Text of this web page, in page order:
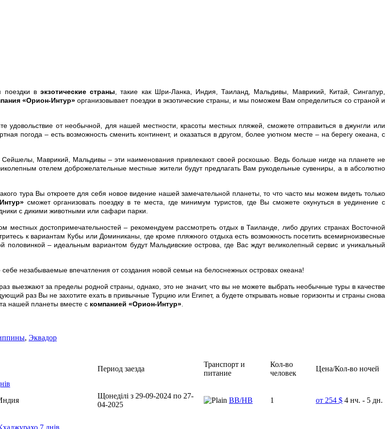
поездки в экзотические страны , такие как Шри-Ланка, Индия, Таиланд, Мальдивы, Маврикий, Китай, Сингапур,
«Орион-Интур» организовывает поездки в экзотические страны, и мы поможем Вам определиться со страной и
удовольствие от необычной, для нашей местности, красоты местных пляжей, сможете отправиться в джунгли или
погода – есть возможность сменить континент, и оказаться в другом, более уютном месте – на берегу океана, с
Сейшелы, Маврикий, Мальдивы – эти наименования привлекают своей роскошью. Ведь больше нигде на планете не
отелем доброжелательные местные жители будут предлагать Вам рукодельные сувениры, а в абсолютно
тура Вы откроете для себя новое видение нашей замечательной планеты, то что часто мы можем видеть только
сможет организовать поездку в те места, где минимум туристов, где Вы сможете окунуться в уединение с
с дикими животными или сафари парки.
достопримечательностей – рекомендуем рассмотреть отдых в Таиланде, либо других странах Восточной
к вариантам Кубы или Доминиканы, где кроме пляжного отдыха есть возможность посетить всемирноизвесные
– идеальным вариантом будут Мальдивские острова, где Вас ждут великолепный сервис и уникальный
незабываемые впечатления от создания новой семьи на белоснежных островах океана!
выезжают за пределы родной страны, однако, это не значит, что вы не можете выбрать необычные туры в качестве
раз Вы не захотите ехать в привычные Турцию или Египет, а будете открывать новые горизонты и страны снова
нашей планеты вместе с компанией «Орион-Интур»
, Эквадор
Период заезда
Транспорт и
питание
Кол-во
человек
Цена/Кол-во ночей
Щонеділі з 29-09-2024 по 27-
04-2025
ВВ/НВ 1 от 254 $ 4 нч. - 5 дн.
7 днів